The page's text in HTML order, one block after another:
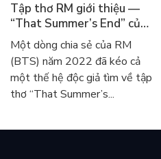
Tập thơ RM giới thiệu —
“That Summer’s End” của
Lee Seong-bok ra mắt bản
tiếng Anh sau 4 năm gây
sốt
Một dòng chia sẻ của RM
(BTS) năm 2022 đã kéo cả
một thế hệ độc giả tìm về tập
thơ “That Summer’s...